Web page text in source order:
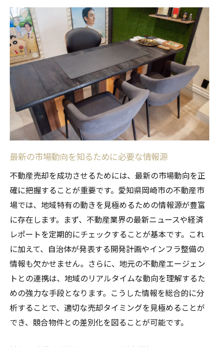
効果的な売却戦略を構築するための基礎
売却目標を達成するためのステップバイス
テップガイド
購入者のニーズを把握したマーケティング
手法
交渉を有利に進めるためのテクニック
成功事例から学ぶ不動産売却の戦略
計画的な売却プロセスで利益を最大化する
方法
岡崎市の不動産市場特性を理解して売却のタイ
地域特性が不動産売却に与える影響
季節ごとの市場変動を考慮した売却計画
タイミングを見極めるための市場分析ツー
ル
過去のデータから導き出す売却のベストタ
イミング
市場特性を活用した売却タイミングの最適
化
地域の開発計画が売却に与える影響
スムーズな不動産売却を実現するための専門家
最新の市場動向を知るために必要な情報源
不動産売却を成功させるためには、最新の市場動向を正
確に把握することが重要です。愛知県岡崎市の不動産市
場では、地域特有の動きを見極めるための情報源が豊富
に存在します。まず、不動産業界の最新ニュースや経済
レポートを定期的にチェックすることが基本です。これ
に加えて、自治体が発表する開発計画やインフラ整備の
情報も欠かせません。さらに、地元の不動産エージェン
トとの連携は、地域のリアルタイムな動向を理解するた
めの強力な手段となります。こうした情報を総合的に分
析することで、適切な売却タイミングを見極めることが
でき、競合物件との差別化を図ることが可能です。